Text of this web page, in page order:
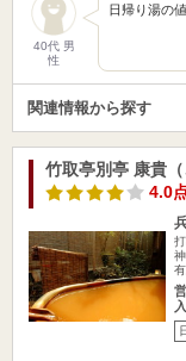
40代 男
性
日帰り湯の
関連情報から探す
竹取亭別亭 康貴（
4.0